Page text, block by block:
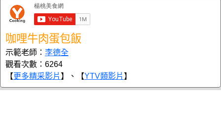
咖哩牛肉蛋包飯
示範老師： 李德全
觀看次數：6264
【更多精采影片 】、【YTV類影片 】